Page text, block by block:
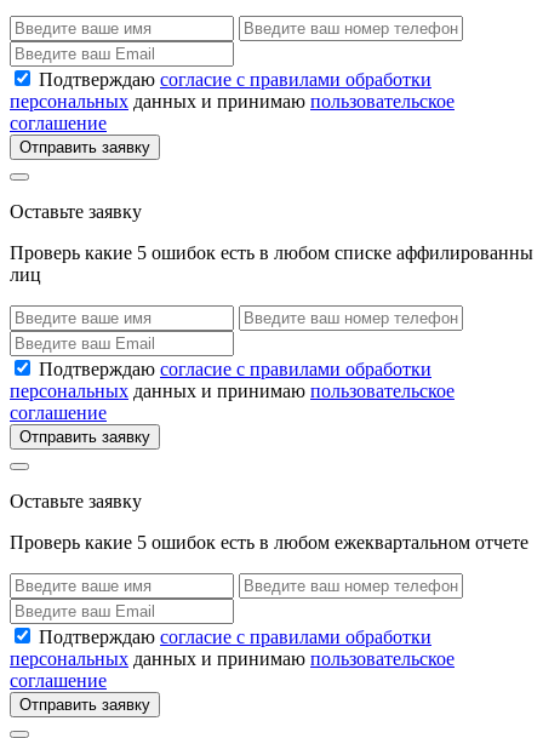
Подтверждаю согласие с правилами обработки
персональных данных и принимаю пользовательское
соглашение
Отправить заявку
Оставьте заявку
Проверь какие 5 ошибок есть в любом списке аффилированны
лиц
Подтверждаю согласие с правилами обработки
персональных данных и принимаю пользовательское
соглашение
Отправить заявку
Оставьте заявку
Проверь какие 5 ошибок есть в любом ежеквартальном отчете
Подтверждаю согласие с правилами обработки
персональных данных и принимаю пользовательское
соглашение
Отправить заявку